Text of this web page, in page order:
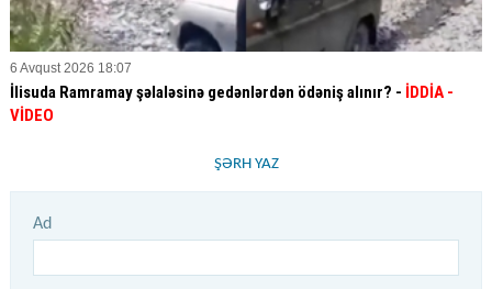
6 Avqust 2026 18:07
İlisuda Ramramay şəlaləsinə gedənlərdən ödəniş alınır? - İDDİA -
VİDEO
ŞƏRH YAZ
Ad